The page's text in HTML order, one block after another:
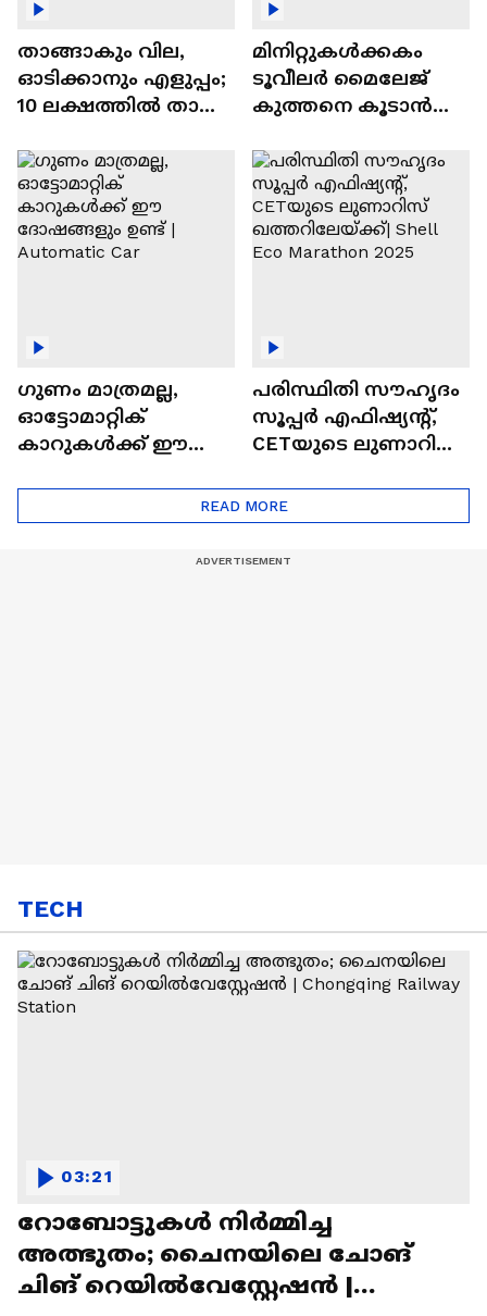
താങ്ങാകും വില,
ഓടിക്കാനും എളുപ്പം;
10 ലക്ഷത്തിൽ താഴെ
ഓട്ടോമാറ്റിക്ക്
എസ്‍യുവികൾ
മിനിറ്റുകൾക്കകം
ടൂവീലർ മൈലേജ്
കുത്തനെ കൂടാൻ
ഗുണം മാത്രമല്ല,
ഓട്ടോമാറ്റിക്
കാറുകൾക്ക് ഈ
പരിസ്ഥിതി സൗഹൃദം
സൂപ്പർ എഫിഷ്യന്റ്,
CETയുടെ ലുണാറിസ്
Eco Marathon 2025
READ MORE
TECH
റോബോട്ടുകൾ നിർമ്മിച്ച
അത്ഭുതം; ചൈനയിലെ ചോങ്
ചിങ് റെയിൽവേസ്റ്റേഷൻ |
03:21